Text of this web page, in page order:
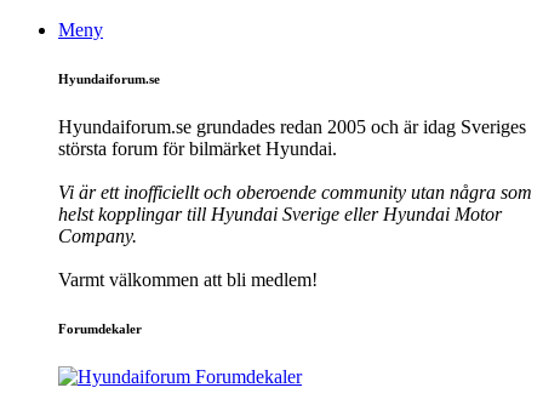
Meny
Hyundaiforum.se
Hyundaiforum.se grundades redan 2005 och är idag Sveriges
största forum för bilmärket Hyundai.
Vi är ett inofficiellt och oberoende community utan några som
helst kopplingar till Hyundai Sverige eller Hyundai Motor
Company.
Varmt välkommen att bli medlem!
Forumdekaler